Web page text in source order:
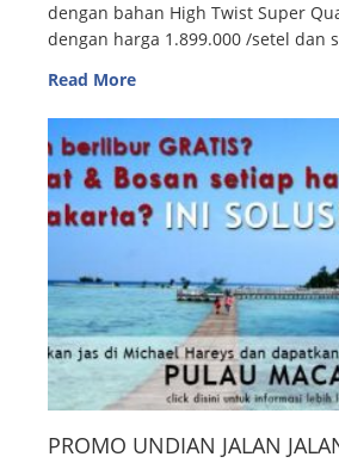
dengan bahan High Twist Super
dengan harga 1.899.000 /setel dan
Read More
PROMO UNDIAN JALAN